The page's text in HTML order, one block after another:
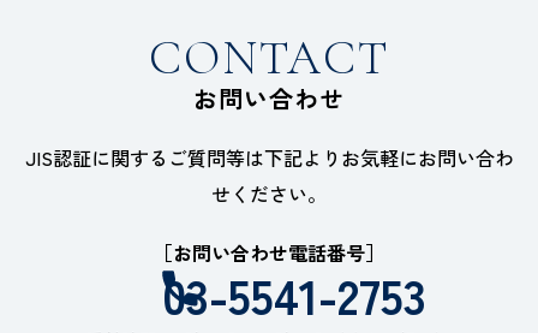
CONTACT
お問い合わせ
JIS認証に関するご質問等は下記よりお気軽にお問い合わ
せください。
［お問い合わせ電話番号］
03-5541-2753